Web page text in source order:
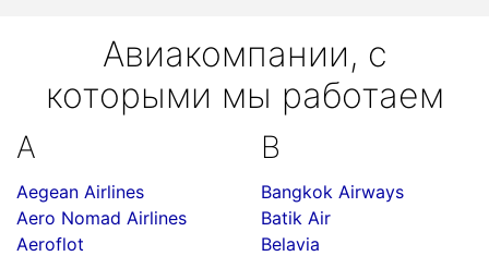
Авиакомпании, с
которыми мы работаем
A
Aegean Airlines
Aero Nomad Airlines
Aeroflot
B
Bangkok Airways
Batik Air
Belavia